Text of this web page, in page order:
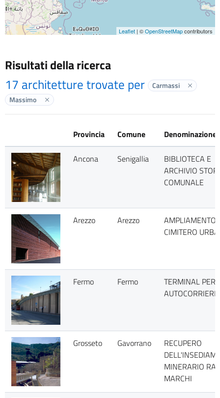
Leaflet | ©OpenStreetMapcontributors
Risultati della ricerca
17 architetture trovate per Carmassi Elimina
Massimo Elimina label
Provincia Comune Denominazione
Ancona Senigallia
BIBLIOTECA E
ARCHIVIO
COMUNALE
Arezzo Arezzo
AMPLIAMENTO
CIMITERO
Fermo Fermo
TERMINAL PER
AUTOCORRIERE
Grosseto Gavorrano
RECUPERO
MINERARIO
MARCHI